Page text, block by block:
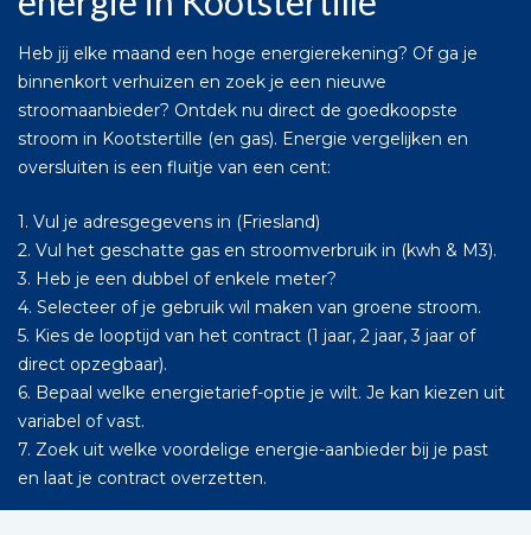
Heb jij elke maand een hoge energierekening? Of ga je
binnenkort verhuizen en zoek je een nieuwe
stroomaanbieder? Ontdek nu direct de goedkoopste
stroom in Kootstertille (en gas). Energie vergelijken en
oversluiten is een fluitje van een cent:
1. Vul je adresgegevens in (Friesland)
2. Vul het geschatte gas en stroomverbruik in (kwh & M3).
3. Heb je een dubbel of enkele meter?
4. Selecteer of je gebruik wil maken van groene stroom.
5. Kies de looptijd van het contract (1 jaar, 2 jaar, 3 jaar of
direct opzegbaar).
6. Bepaal welke energietarief-optie je wilt. Je kan kiezen uit
variabel of vast.
7. Zoek uit welke voordelige energie-aanbieder bij je past
en laat je contract overzetten.